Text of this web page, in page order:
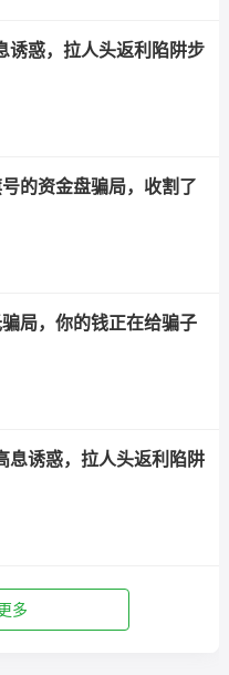
诱惑，拉人头返利陷阱步
的资金盘骗局，收割了
局，你的钱正在给骗子
息诱惑，拉人头返利陷阱
多